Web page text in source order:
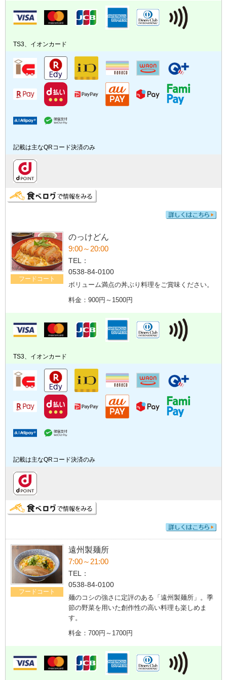
TS3、イオンカード
記載は主なQRコード決済のみ
フードコート
のっけどん
9:00～20:00
TEL：
0538-84-0100
ボリューム満点の丼ぶり料理をご賞味ください。
料金：900円～1500円
TS3、イオンカード
記載は主なQRコード決済のみ
フードコート
遠州製麺所
7:00～21:00
TEL：
0538-84-0100
麺のコシの強さに定評のある「遠州製麺所」。季
節の野菜を用いた創作性の高い料理も楽しめま
す。
料金：700円～1700円